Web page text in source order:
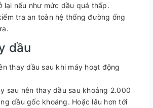
lại nếu như mức dầu quá thấp.
tra an toàn hệ thống đường ống
dầu
thay dầu sau khi máy hoạt động
sau nên thay dầu sau khoảng 2.000
dầu gốc khoáng. Hoặc lâu hơn tới